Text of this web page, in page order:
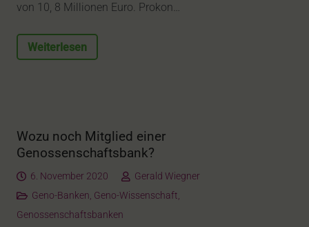
von 10, 8 Millionen Euro. Prokon…
Weiterlesen
Wozu noch Mitglied einer
Genossenschaftsbank?
6. November 2020
Gerald Wiegner
Geno-Banken, Geno-Wissenschaft,
Genossenschaftsbanken